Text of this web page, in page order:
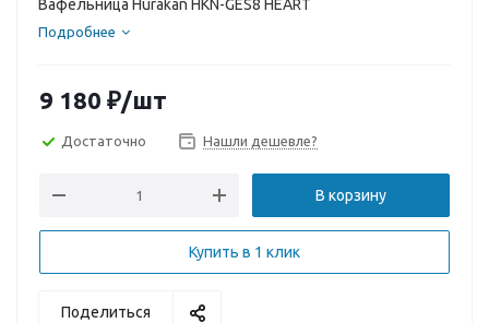
Вафельница Hurakan HKN-GES8 HEART
Подробнее
9 180 ₽/шт
Достаточно Нашли дешевле?
В корзину
Купить в 1 клик
Поделиться